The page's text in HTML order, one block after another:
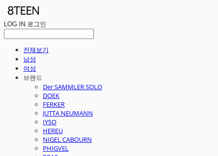
LOG IN 로그인
전체보기
남성
여성
브랜드
Der SAMMLER SOLO
DOEK
FERKER
JUTTA NEUMANN
IYSO
HEREU
NIGEL CABOURN
PHIGVEL